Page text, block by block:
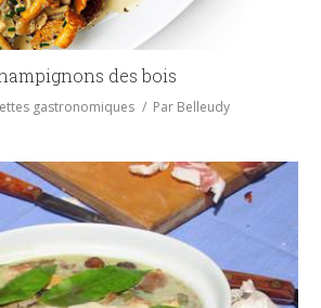
des bois
gastronomiques Par Belleudy